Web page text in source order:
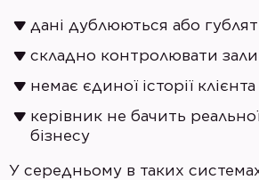
дані дублюються або
складно контролювати
немає єдиної історії клієнта
керівник не бачить
бізнесу
У середньому в таких